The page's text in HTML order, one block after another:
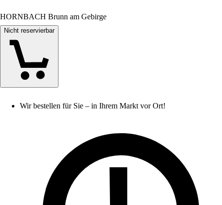
HORNBACH Brunn am Gebirge
Nicht reservierbar
Wir bestellen für Sie – in Ihrem Markt vor Ort!